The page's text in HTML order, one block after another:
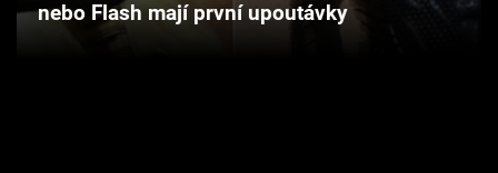
TV Program
nebo Flash mají první upoutávky